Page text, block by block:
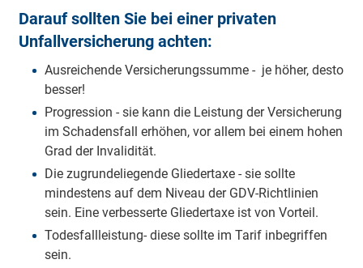
Darauf sollten Sie bei einer privaten
Unfallversicherung achten:
Ausreichende Versicherungssumme - je höher, desto
besser!
Progression - sie kann die Leistung der Versicherung
im Schadensfall erhöhen, vor allem bei einem hohen
Grad der Invalidität.
Die zugrundeliegende Gliedertaxe - sie sollte
mindestens auf dem Niveau der GDV-Richtlinien
sein. Eine verbesserte Gliedertaxe ist von Vorteil.
Todesfallleistung- diese sollte im Tarif inbegriffen
sein.